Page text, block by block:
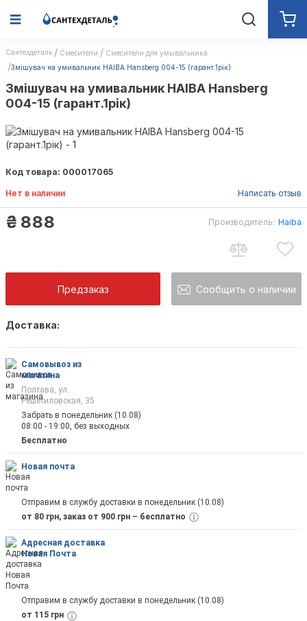
Сантехдеталь Смесители
Смесители для умывальника
Змішувач на умивальник HAIBA Hansberg 004-15 (гарант.1рік)
Змішувач на умивальник HAIBA Hansberg
004-15 (гарант.1рік)
Код товара: 000017065
Нет в наличии Написать отзыв
₴ 888 Производитель: Haiba
Предзаказ Сообщить о наличии
Доставка:
Самовывоз из
магазина
Полтава, ул.
Решетиловская, 35
Забрать в понедельник (10.08)
08:00 - 19:00, без выходных
Бесплатно
Новая почта
Отправим в службу доставки в понедельник (10.08)
от 80 грн, заказ от 900 грн – бесплатно
Адресная доставка
Новая Почта
Отправим в службу доставки в понедельник (10.08)
от 115 грн